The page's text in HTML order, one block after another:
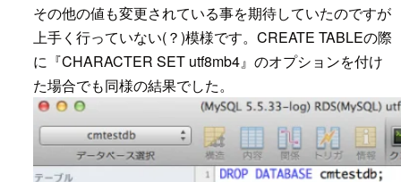
その他の値も変更されている事を期待していたのですが
上手く行っていない(？)模様です。CREATE TABLEの際
に『CHARACTER SET utf8mb4』のオプションを付け
た場合でも同様の結果でした。